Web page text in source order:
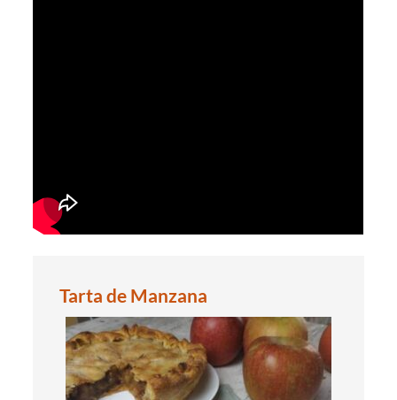
Tarta de Manzana